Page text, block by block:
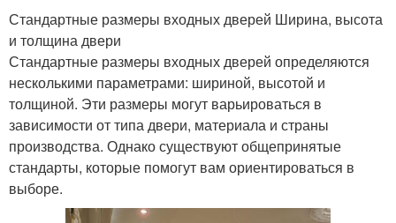
Стандартные размеры входных дверей Ширина, высота
и толщина двери
Стандартные размеры входных дверей определяются
несколькими параметрами: шириной, высотой и
толщиной. Эти размеры могут варьироваться в
зависимости от типа двери, материала и страны
производства. Однако существуют общепринятые
стандарты, которые помогут вам ориентироваться в
выборе.